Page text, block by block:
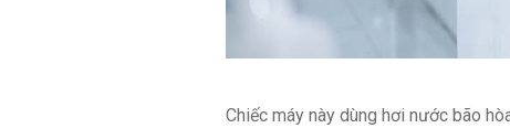
Chiếc máy này dùng hơi nước bão